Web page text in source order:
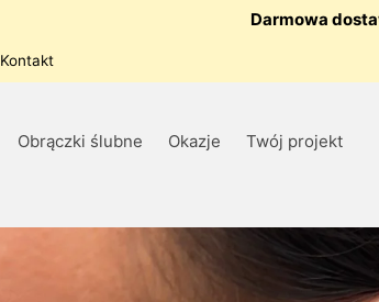
Darmowa
Kontakt
Obrączki ślubne Okazje Twój projekt